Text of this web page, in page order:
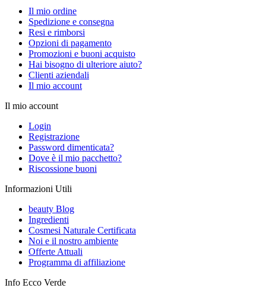
Il mio ordine
Spedizione e consegna
Resi e rimborsi
Opzioni di pagamento
Promozioni e buoni acquisto
Hai bisogno di ulteriore aiuto?
Clienti aziendali
Il mio account
Il mio account
Login
Registrazione
Password dimenticata?
Dove è il mio pacchetto?
Riscossione buoni
Informazioni Utili
beauty Blog
Ingredienti
Cosmesi Naturale Certificata
Noi e il nostro ambiente
Offerte Attuali
Programma di affiliazione
Info Ecco Verde